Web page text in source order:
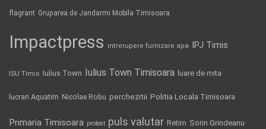
flagrant Gruparea de Jandarmi Mobila Timisoara
Impactpress intrerupere furnizare apa IPJ Timis
ISU Timis Iulius Town Iulius Town Timisoara luare de mita
lucrari Aquatim Nicolae Robu perchezitii Politia Locala Timisoara
Primaria Timisoara protest puls valutar Retim Sorin Grindeanu